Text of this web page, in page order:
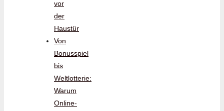
vor
der
Haustür
Von
Bonusspiel
bis
Weltlotterie:
Warum
Online-